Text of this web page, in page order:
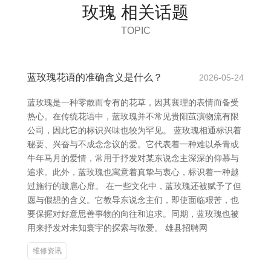
玫瑰 相关话题
TOPIC
蓝玫瑰花语的准确含义是什么？ 2026-05-24
蓝玫瑰是一种零散而专有的花草，因其襄理的表情而备受
热心。在传统花语中，蓝玫瑰并不常见贵阳茧演物流有限
公司，因此它的标识兴味也较为罕见。 蓝玫瑰相通标识着
秘要、兴奋与不成念念议的爱。它代表着一种难以杀青或
牛年马月的爱情，常用于抒发对某东说念主深深的仰慕与
追求。此外，蓝玫瑰也寓意着真挚与衷心，标识着一种越
过施行的跋扈心扉。 在一些文化中，蓝玫瑰还被赋予了但
愿与假想的含义。它教导东说念主们，即使面临艰苦，也
要保握对好意思善事物的向往和追求。同期，蓝玫瑰也被
用来抒发对未知寰宇的探索与敬爱。 雄县招聘网
维修资讯